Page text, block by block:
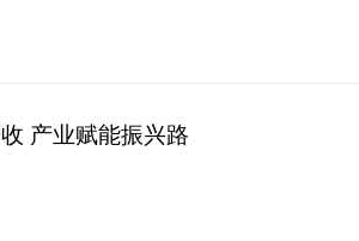
产业赋能振兴路